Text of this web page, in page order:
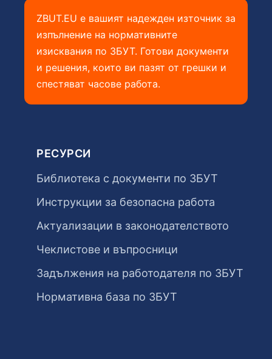
ZBUT.EU е вашият надежден източник за
изпълнение на нормативните
изисквания по ЗБУТ. Готови документи
и решения, които ви пазят от грешки и
спестяват часове работа.
РЕСУРСИ
Библиотека с документи по ЗБУТ
Инструкции за безопасна работа
Актуализации в законодателството
Чеклистове и въпросници
Задължения на работодателя по ЗБУТ
Нормативна база по ЗБУТ